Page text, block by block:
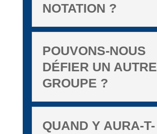
NOTATION ?
POUVONS-NOUS
DÉFIER UN AUTRE
GROUPE ?
QUAND Y AURA-T-